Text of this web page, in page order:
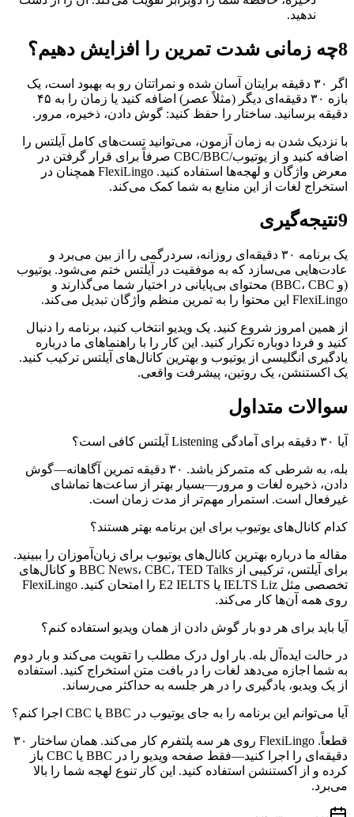
ندهید.
8چه زمانی شدت تمرین را افزایش دهیم؟
اگر ۳۰ دقیقه برایتان آسان شده و نمراتتان رو به بهبود است، یک
بازه ۳۰ دقیقه‌ای دیگر (مثلاً عصر) اضافه کنید یا زمان را به ۴۵
دقیقه برسانید. ساختار را حفظ کنید: گوش دادن، ذخیره، مرور.
با نزدیک شدن به زمان آزمون، می‌توانید تست‌های کامل آیلتس را
اضافه کنید و از یوتیوب/CBC/BBC صرفاً برای قرار گرفتن در
معرض واژگان و لهجه‌ها استفاده کنید. FlexiLingo همچنان در
استخراج لغات از این منابع به شما کمک می‌کند.
9نتیجه‌گیری
یک برنامه ۳۰ دقیقه‌ای روزانه، سردرگمی را از بین می‌برد و
عادت‌هایی می‌سازد که به موفقیت در آیلتس ختم می‌شود. یوتیوب
(و BBC، CBC) محتوای بی‌پایانی در اختیار شما می‌گذارند و
FlexiLingo این محتوا را به تمرین منظم واژگان تبدیل می‌کند.
از همین امروز شروع کنید. یک ویدیو انتخاب کنید، برنامه را دنبال
کنید و فردا دوباره تکرار کنید. این کار را با راهنماهای ما درباره
یادگیری انگلیسی از یوتیوب و بهترین کانال‌های آیلتس ترکیب کنید.
یک اکستنشن، یک روتین، پیشرفت واقعی.
سوالات متداول
آیا ۳۰ دقیقه برای آمادگی Listening آیلتس کافی است؟
بله، به شرطی که متمرکز باشد. ۳۰ دقیقه تمرین آگاهانه—گوش
دادن، ذخیره لغات و مرور—بسیار بهتر از ساعت‌ها تماشای
غیرفعال است. استمرار مهم‌تر از مدت زمان است.
کدام کانال‌های یوتیوب برای این برنامه بهتر هستند؟
مقاله ما درباره بهترین کانال‌های یوتیوب برای زبان‌آموزان را ببینید.
برای آیلتس، ترکیبی از BBC News، CBC، TED Talks و کانال‌های
تخصصی مثل IELTS Liz یا E2 IELTS را امتحان کنید. FlexiLingo
روی همه آن‌ها کار می‌کند.
آیا باید برای هر دو بار گوش دادن از همان ویدیو استفاده کنم؟
در حالت ایده‌آل بله. بار اول درک مطلب را تقویت می‌کند و بار دوم
به شما اجازه می‌دهد لغات را در بافت متن استخراج کنید. استفاده
از یک ویدیو، یادگیری را در هر جلسه به حداکثر می‌رساند.
آیا می‌توانم این برنامه را به جای یوتیوب در BBC یا CBC اجرا کنم؟
قطعاً. FlexiLingo روی هر سه پلتفرم کار می‌کند. همان ساختار ۳۰
دقیقه‌ای را اجرا کنید—فقط صفحه ویدیو را در BBC یا CBC باز
کرده و از اکستنشن استفاده کنید. این کار تنوع لهجه شما را بالا
می‌برد.